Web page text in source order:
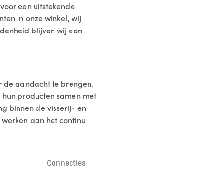
een uitstekende
in onze winkel, wij
blijven wij een
de aandacht te brengen.
producten samen met
binnen de visserij- en
aan het continu
Connecties